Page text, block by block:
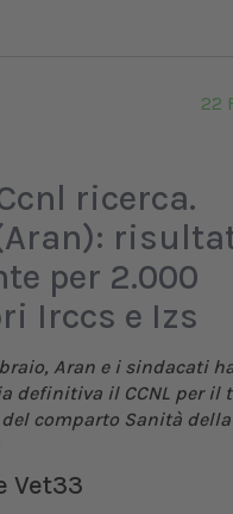
22
ricerca.
per 2.000
Irccs e Izs
Aran e i sindacati
definitiva il CCNL per il
del comparto Sanità
Vet33